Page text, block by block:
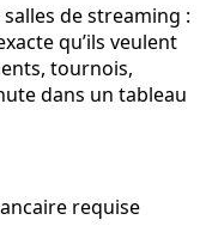
salles de streaming :
qu’ils veulent
tournois,
dans un tableau
requise